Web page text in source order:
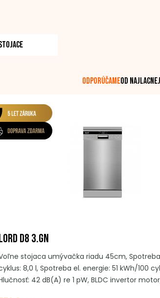
odporúčameod
D8 3.GN
stojaca umývačka riadu 45cm,
8,0 l, Spotreba el. energie: 51 kWh/100
42 dB(A) re 1 pW, BLDC invertor